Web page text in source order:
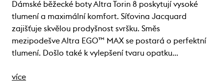
Dámské běžecké boty Altra Torin 8 poskytují vysoké
tlumení a maximální komfort. Síťovina Jacquard
zajišťuje skvělou prodyšnost svršku. Směs
mezipodešve Altra EGO™ MAX se postará o perfektní
tlumení. Došlo také k vylepšení tvaru opatku…
více